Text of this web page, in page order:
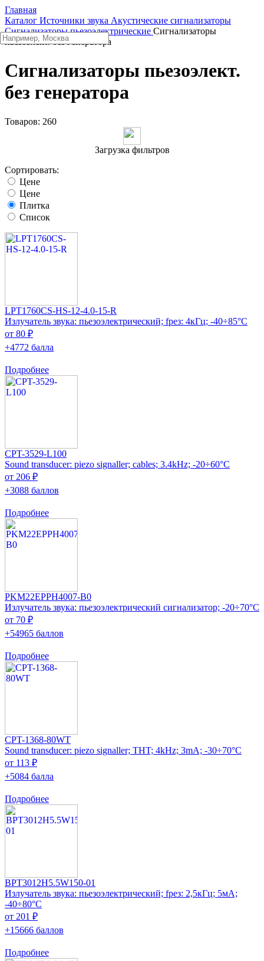
Главная
Каталог Источники звука Акустические сигнализаторы
Сигнализаторы пьезоэлектрические Сигнализаторы
пьезоэлект. без генератора
Сигнализаторы пьезоэлект.
без генератора
Товаров: 260
Загрузка фильтров
Сортировать:
Цене
Цене
Плитка
Список
LPT1760CS-HS-12-4.0-15-R
Излучатель звука: пьезоэлектрический; fрез: 4кГц; -40÷85°C
от 80 ₽
+4772 балла
Подробнее
CPT-3529-L100
Sound transducer: piezo signaller; cables; 3.4kHz; -20÷60°C
от 206 ₽
+3088 баллов
Подробнее
PKM22EPPH4007-B0
Излучатель звука: пьезоэлектрический сигнализатор; -20÷70°C
от 70 ₽
+54965 баллов
Подробнее
CPT-1368-80WT
Sound transducer: piezo signaller; THT; 4kHz; 3mA; -30÷70°C
от 113 ₽
+5084 балла
Подробнее
BPT3012H5.5W150-01
Излучатель звука: пьезоэлектрический; fрез: 2,5кГц; 5мА;
-40÷80°C
от 201 ₽
+15666 баллов
Подробнее